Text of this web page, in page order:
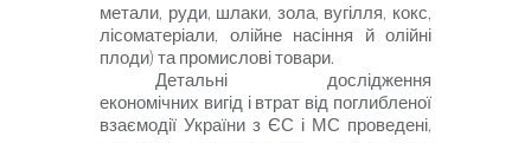
метали, руди, шлаки, зола, вугілля, кокс,
лісоматеріали, олійне насіння й олійні
плоди) та промислові товари.
Детальні дослідження
економічних вигід і втрат від поглибленої
взаємодії України з ЄС і МС проведені,